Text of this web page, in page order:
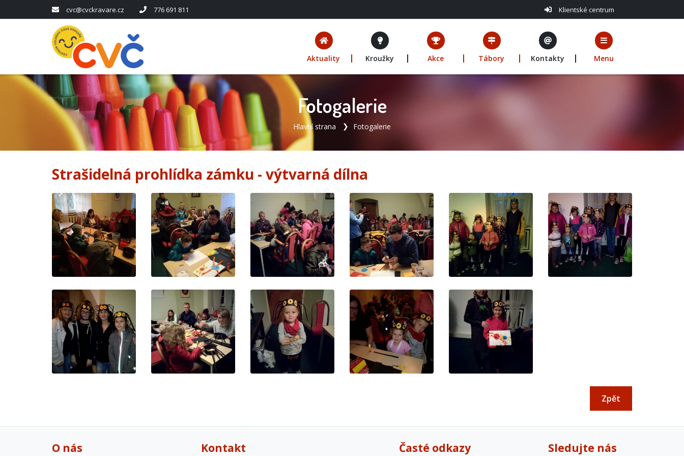
cvc@cvckravare.cz 776 691 811 Klientské centrum
Aktuality Kroužky Akce Tábory Kontakty Menu
Fotogalerie
Hlavní strana Fotogalerie
Strašidelná prohlídka zámku - výtvarná dílna
Zpět
O nás Kontakt Časté odkazy Sledujte nás